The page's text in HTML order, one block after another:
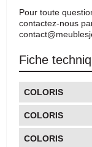
Pour toute
contactez-nous
Fiche
COLORIS
COLORIS
COLORIS